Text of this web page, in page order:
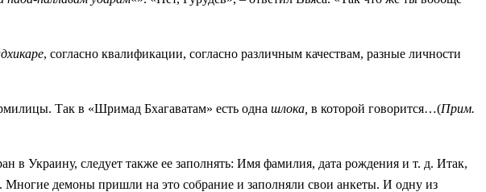
, согласно квалификации, согласно различным качествам, разные личности
Так в «Шримад Бхагаватам» есть одна шлока, в которой говорится…(Прим.
в Украину, следует также ее заполнять: Имя фамилия, дата рождения и т. д. Итак,
Многие демоны пришли на это собрание и заполняли свои анкеты. И одну из